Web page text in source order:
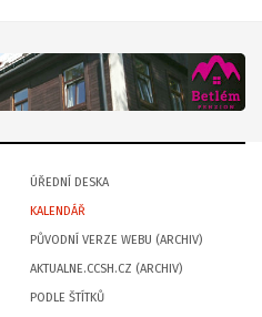
ÚŘEDNÍ DESKA
KALENDÁŘ
PŮVODNÍ VERZE WEBU (ARCHIV)
AKTUALNE.CCSH.CZ (ARCHIV)
PODLE ŠTÍTKŮ